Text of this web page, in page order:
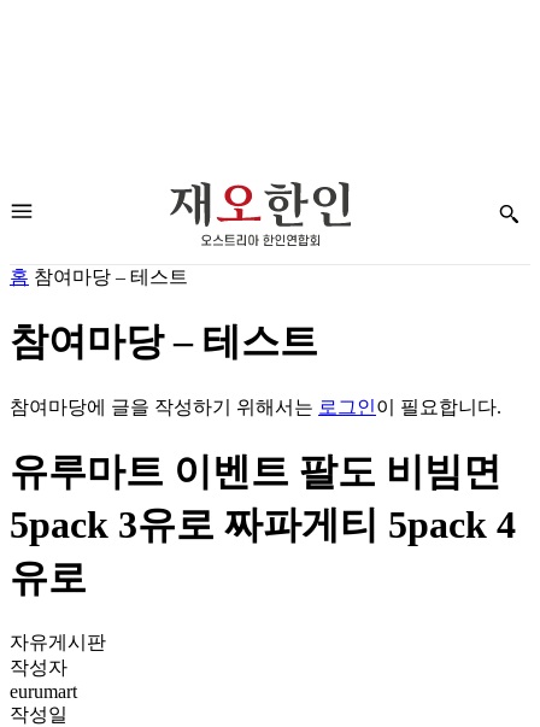
홈 참여마당 – 테스트
참여마당 – 테스트
참여마당에 글을 작성하기 위해서는 로그인이 필요합니다.
유루마트 이벤트 팔도 비빔면
5pack 3유로 짜파게티 5pack 4
유로
자유게시판
작성자
eurumart
작성일